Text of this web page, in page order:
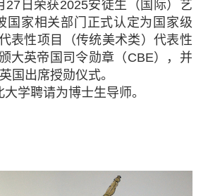
27日荣获2025安徒生（国际）艺
国家相关部门正式认定为国家级
表性项目（传统美术类）代表性
大英帝国司令勋章（CBE），并
国出席授勋仪式。
学聘请为博士生导师。